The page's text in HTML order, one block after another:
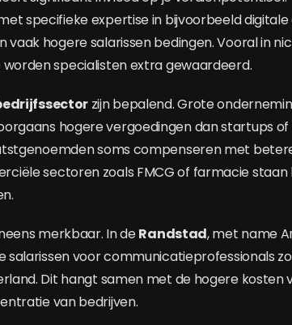
specifieke expertise in bijvoorbeeld
vaak hogere salarissen bedingen. Vooral in
specialisten extra gewaardeerd.
zijn bepalend. Grote
hogere vergoedingen dan startups
soms compenseren met
sectoren zoals FMCG of farmacie
merkbaar. In deRandstad, met name
voor communicatieprofessionals
Dit hangt samen met de hogere kosten
van bedrijven.